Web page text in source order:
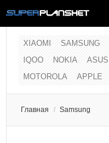
XIAOMI SAMSUNG
IQOO
NOKIA ASUS
MOTOROLA
APPLE
Главная / Samsung